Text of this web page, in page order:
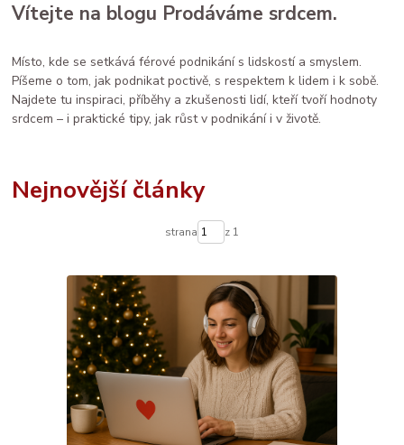
zdraví
Vítejte na blogu Prodáváme srdcem.
Místo, kde se setkává férové podnikání s lidskostí a smyslem.
Píšeme o tom, jak podnikat poctivě, s respektem k lidem i k sobě.
Najdete tu inspiraci, příběhy a zkušenosti lidí, kteří tvoří hodnoty
srdcem – i praktické tipy, jak růst v podnikání i v životě.
Nejnovější články
strana z 1